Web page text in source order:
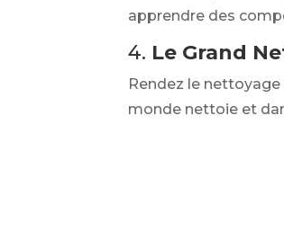
apprendre des
4. Le Grand
Rendez le
monde nettoie et